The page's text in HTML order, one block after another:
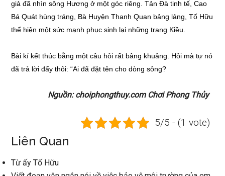
giả đã nhìn sông Hương ở một góc riêng. Tản Đà tinh tế, Cao
Bá Quát hùng tráng, Bà Huyện Thanh Quan bảng lảng, Tố Hữu
thể hiện một sức mạnh phục sinh lại những trang Kiều.
Bài kí kết thúc bằng một câu hỏi rất bâng khuâng. Hỏi mà tự nó
đã trả lời đấy thôi: “Ai đã đặt tên cho dòng sông?
Nguồn: choiphongthuy.com Chơi Phong Thủy
5/5 - (1 vote)
Liên Quan
Từ ấy Tố Hữu